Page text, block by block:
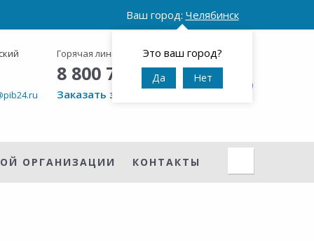
Ваш город: Челябинск
Это ваш город?
Да Нет
Горячая линия: Круглосуточно
8 800 777 42 95
Заказать звонок
ОРГАНИЗАЦИИ КОНТАКТЫ